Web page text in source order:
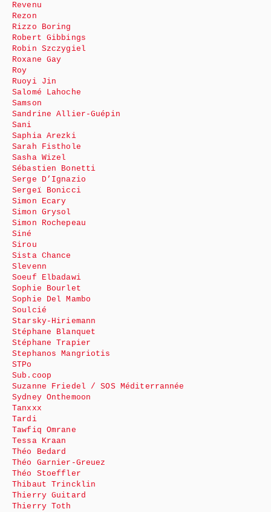
Revenu
Rezon
Rizzo Boring
Robert Gibbings
Robin Szczygiel
Roxane Gay
Roy
Ruoyi Jin
Salomé Lahoche
Samson
Sandrine Allier-Guépin
Sani
Saphia Arezki
Sarah Fisthole
Sasha Wizel
Sébastien Bonetti
Serge D’Ignazio
Sergeï Bonicci
Simon Ecary
Simon Grysol
Simon Rochepeau
Siné
Sirou
Sista Chance
Slevenn
Soeuf Elbadawi
Sophie Bourlet
Sophie Del Mambo
Soulcié
Starsky-Hiriemann
Stéphane Blanquet
Stéphane Trapier
Stephanos Mangriotis
STPo
Sub.coop
Suzanne Friedel / SOS Méditerrannée
Sydney Onthemoon
Tanxxx
Tardi
Tawfiq Omrane
Tessa Kraan
Théo Bedard
Théo Garnier-Greuez
Théo Stoeffler
Thibaut Trincklin
Thierry Guitard
Thierry Toth